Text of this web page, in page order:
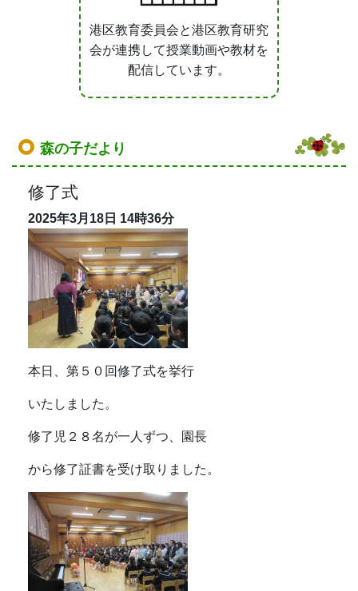
港区教育委員会と港区教育研究
会が連携して授業動画や教材を
配信しています。
森の子だより
修了式
2025年3月18日 14時36分
本日、第５０回修了式を挙行
いたしました。
修了児２８名が一人ずつ、園長
から修了証書を受け取りました。